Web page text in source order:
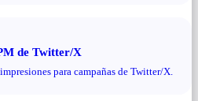
de Twitter/X
para campañas de Twitter/X.